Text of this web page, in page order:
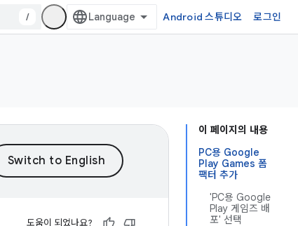
/ Android 스튜디오 로그인
이 페이지의 내용
PC용 Google
Play Games 폼
팩터 추가
'PC용 Google
Play 게임즈 배
포' 선택
도움이 되었나요?